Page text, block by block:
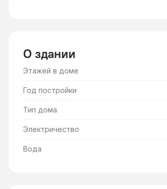
О здании
Этажей в доме
Год постройки
Тип дома
Электричество
Вода